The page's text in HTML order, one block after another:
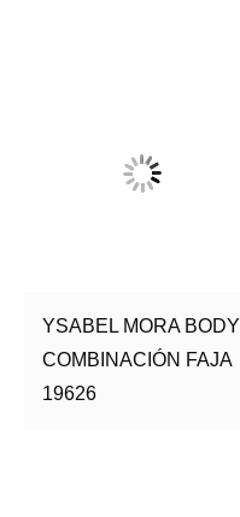
YSABEL MORA BODY
COMBINACIÓN FAJA
19626